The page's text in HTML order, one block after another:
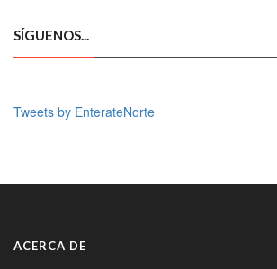
SÍGUENOS...
Tweets by EnterateNorte
ACERCA DE